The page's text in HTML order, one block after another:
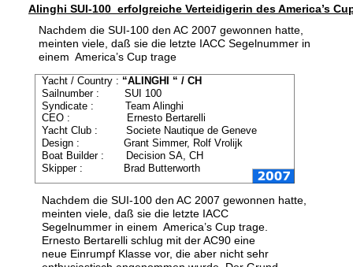
Yacht / Country : “ALINGHI “ / CH
Sailnumber :        SUI 100
Syndicate :          Team Alinghi
CEO :                  Ernesto Bertarelli
Yacht Club :         Societe Nautique de Geneve
Design :              Grant Simmer, Rolf Vrolijk
Boat Builder :       Decision SA, CH
Skipper :             Brad Butterworth
Alinghi SUI-100  erfolgreiche Verteidigerin des America’s
Nachdem die SUI-100 den AC 2007 gewonnen hatte,
meinten viele, daß sie die letzte IACC
Segelnummer in einem  America’s Cup trage.
Ernesto Bertarelli schlug mit der AC90 eine
neue Einrumpf Klasse vor, die aber nicht sehr
Nachdem die SUI-100 den AC 2007 gewonnen hatte,
meinten viele, daß sie die letzte IACC Segelnummer in
einem  America’s Cup trage